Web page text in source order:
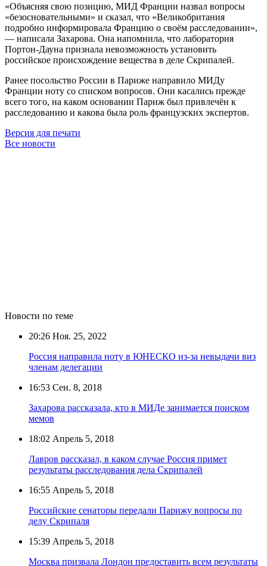
«Объясняя свою позицию, МИД Франции назвал вопросы
«безосновательными» и сказал, что «Великобритания
подробно информировала Францию о своём расследовании»,
— написала Захарова. Она напомнила, что лаборатория
Портон-Дауна признала невозможность установить
российское происхождение вещества в деле Скрипалей.
Ранее посольство России в Париже направило МИДу
Франции ноту со списком вопросов. Они касались прежде
всего того, на каком основании Париж был привлечён к
расследованию и какова была роль французских экспертов.
Версия для печати
Все новости
Новости по теме
20:26 Ноя. 25, 2022
Россия направила ноту в ЮНЕСКО из-за невыдачи виз
членам делегации
16:53 Сен. 8, 2018
Захарова рассказала, кто в МИДе занимается поиском
мемов
18:02 Апрель 5, 2018
Лавров рассказал, в каком случае Россия примет
результаты расследования дела Скрипалей
16:55 Апрель 5, 2018
Российские сенаторы передали Парижу вопросы по
делу Скрипаля
15:39 Апрель 5, 2018
Москва призвала Лондон предоставить всем результаты